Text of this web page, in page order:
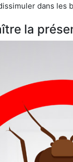
dans les bagages
la